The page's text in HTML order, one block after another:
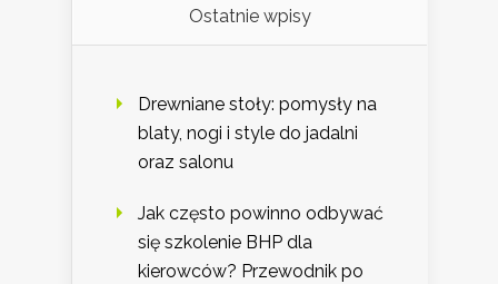
Ostatnie wpisy
Drewniane stoły: pomysły na
blaty, nogi i style do jadalni
oraz salonu
Jak często powinno odbywać
się szkolenie BHP dla
kierowców? Przewodnik po